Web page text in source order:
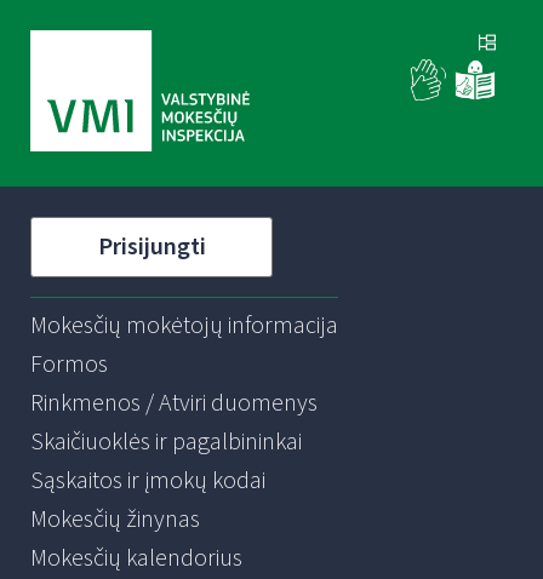
Prisijungti
Mokesčių mokėtojų informacija
Formos
Rinkmenos / Atviri duomenys
Skaičiuoklės ir pagalbininkai
Sąskaitos ir įmokų kodai
Mokesčių žinynas
Mokesčių kalendorius